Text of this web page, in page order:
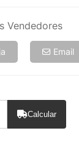
Vendedores
Email
Calcular